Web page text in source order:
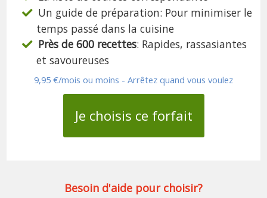
Un guide de préparation: Pour minimiser le
temps passé dans la cuisine
Près de 600 recettes: Rapides, rassasiantes
et savoureuses
9,95 €/mois ou moins - Arrêtez quand vous voulez
Je choisis ce forfait
Besoin d'aide pour choisir?